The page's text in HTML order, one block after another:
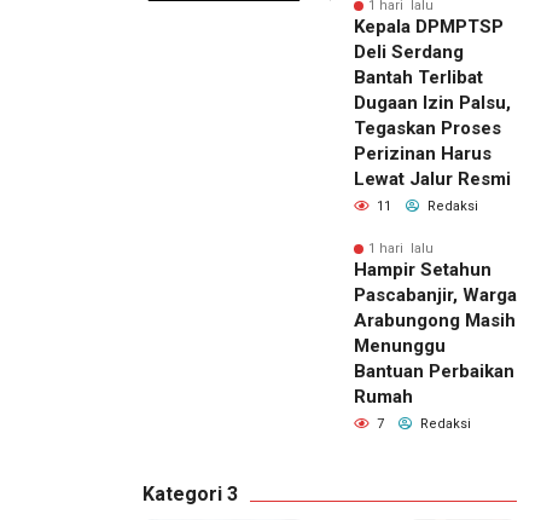
1 hari lalu
Kepala DPMPTSP
Deli Serdang
Bantah Terlibat
Dugaan Izin Palsu,
Tegaskan Proses
Perizinan Harus
Lewat Jalur Resmi
11 Redaksi
1 hari lalu
Hampir Setahun
Pascabanjir, Warga
Arabungong Masih
Menunggu
Bantuan Perbaikan
Rumah
7 Redaksi
Kategori 3